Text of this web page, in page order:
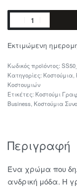
Εκτιμώμενη
Κατηγορίες: Κοστούμια
Κοστουμιών
Ετικέτες: Κοστούμι
Business Κοστούμια
Περιγραφή
Ένα χρώμα που
ανδρική μόδα. Η